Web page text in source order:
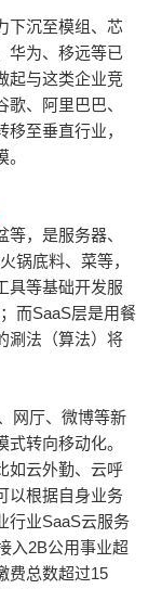
下沉至模组、芯
华为、移远等已
起与这类企业竞
、阿里巴巴、
至垂直行业，
，是服务器、
锅底料、菜等，
具等基础开发服
而SaaS层是用餐
涮法（算法）将
网厅、微博等新
转向移动化。
如云外勤、云呼
以根据自身业务
行业SaaS云服务
入2B公用事业超
费总数超过15